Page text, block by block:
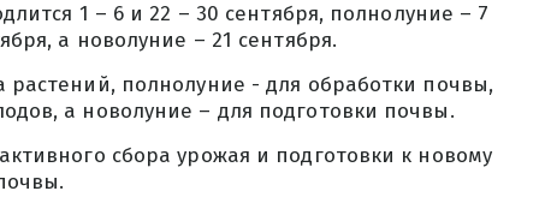
1 – 6 и 22 – 30 сентября, полнолуние – 7
а новолуние – 21 сентября.
растений, полнолуние - для обработки почвы,
а новолуние – для подготовки почвы.
сбора урожая и подготовки к новому